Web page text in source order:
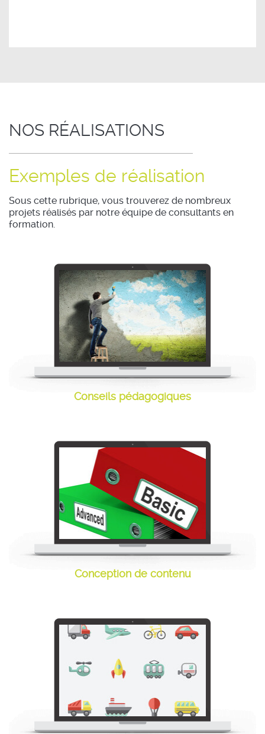
NOS RÉALISATIONS
Exemples de réalisation
Sous cette rubrique, vous trouverez de nombreux
projets réalisés par notre équipe de consultants en
formation.
Conseils pédagogiques
Conception d'un module
Conception de contenu